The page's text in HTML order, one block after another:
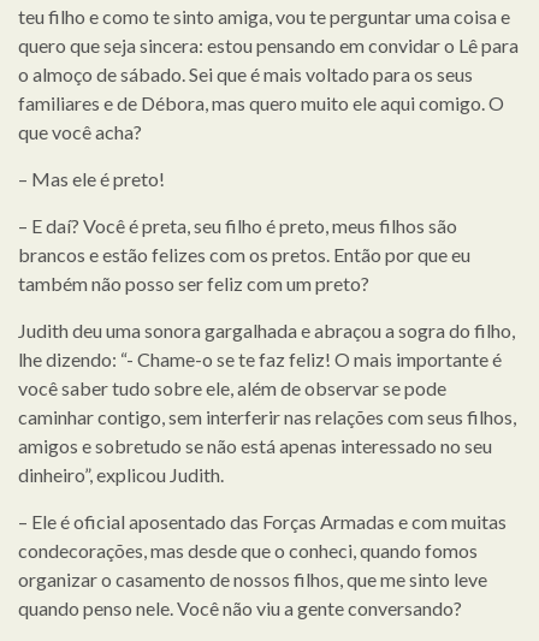
teu filho e como te sinto amiga, vou te perguntar uma coisa e
quero que seja sincera: estou pensando em convidar o Lê para
o almoço de sábado. Sei que é mais voltado para os seus
familiares e de Débora, mas quero muito ele aqui comigo. O
que você acha?
– Mas ele é preto!
– E daí? Você é preta, seu filho é preto, meus filhos são
brancos e estão felizes com os pretos. Então por que eu
também não posso ser feliz com um preto?
Judith deu uma sonora gargalhada e abraçou a sogra do filho,
lhe dizendo: “- Chame-o se te faz feliz! O mais importante é
você saber tudo sobre ele, além de observar se pode
caminhar contigo, sem interferir nas relações com seus filhos,
amigos e sobretudo se não está apenas interessado no seu
dinheiro”, explicou Judith.
– Ele é oficial aposentado das Forças Armadas e com muitas
condecorações, mas desde que o conheci, quando fomos
organizar o casamento de nossos filhos, que me sinto leve
quando penso nele. Você não viu a gente conversando?